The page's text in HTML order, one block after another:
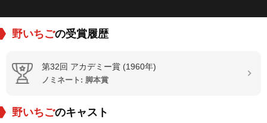
野いちごの受賞履歴
第32回 アカデミー賞 (1960年)
ノミネート: 脚本賞
野いちごのキャスト